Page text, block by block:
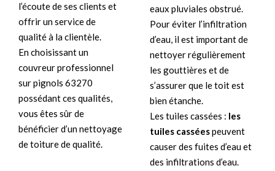
l’écoute de ses clients et
offrir un service de
qualité à la clientèle.
En choisissant un
couvreur professionnel
sur pignols 63270
possédant ces qualités,
vous êtes sûr de
bénéficier d’un nettoyage
de toiture de qualité.
eaux pluviales obstrué.
Pour éviter l’infiltration
d’eau, il est important de
nettoyer régulièrement
les gouttières et de
s’assurer que le toit est
bien étanche.
Les tuiles cassées : les
tuiles casséespeuvent
causer des fuites d’eau et
des infiltrations d’eau.